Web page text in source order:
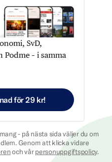
SvD,
Podme – i samma
för 29 kr!
- på nästa sida väljer du om
Genom att klicka vidare
och vårpersonuppgiftspolicy.